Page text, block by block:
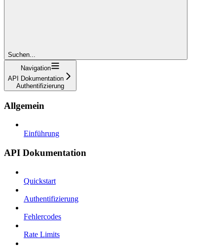
Suchen...
Navigation
API Dokumentation
Authentifizierung
Allgemein
Einführung
API Dokumentation
Quickstart
Authentifizierung
Fehlercodes
Rate Limits